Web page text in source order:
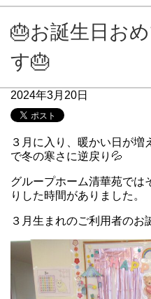
🎂お誕生日お
す🎂
2024年3月20日
３月に入り、暖かい日が増
で冬の寒さに逆戻り💦
グループホーム清華苑では
りした時間がありました。
３月生まれのご利用者のお